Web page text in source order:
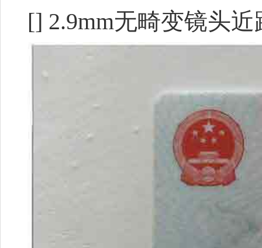
[] 2.9mm无畸变镜头